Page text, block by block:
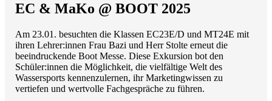
EC & MaKo @ BOOT 2025
Am 23.01. besuchten die Klassen EC23E/D und MT24E mit
ihren Lehrer:innen Frau Bazi und Herr Stolte erneut die
beeindruckende Boot Messe. Diese Exkursion bot den
Schüler:innen die Möglichkeit, die vielfältige Welt des
Wassersports kennenzulernen, ihr Marketingwissen zu
vertiefen und wertvolle Fachgespräche zu führen.